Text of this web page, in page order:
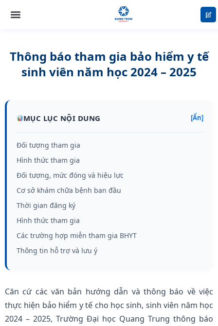
Thông báo tham gia bảo hiểm y tế
sinh viên năm học 2024 – 2025
MỤC LỤC NỘI DUNG [Ẩn]
Đối tượng tham gia
Hình thức tham gia
Đối tượng, mức đóng và hiệu lực
Cơ sở khám chữa bệnh ban đầu
Thời gian đăng ký
Hình thức tham gia
Các trường hợp miễn tham gia BHYT
Thông tin hỗ trợ và lưu ý
Căn cứ các văn bản hướng dẫn và thông báo về việc
thực hiện bảo hiểm y tế cho học sinh, sinh viên năm học
2024 – 2025, Trường Đại học Quang Trung thông báo